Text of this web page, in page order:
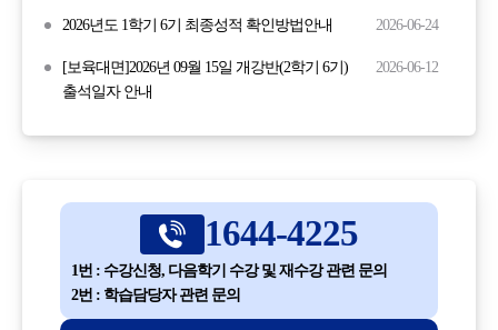
2026년도 1학기 6기 최종성적 확인방법안내 2026-06-24
[보육대면]2026년 09월 15일 개강반(2학기 6기)
출석일자 안내
2026-06-12
1644-4225
1번 : 수강신청, 다음학기 수강 및 재수강 관련 문의
2번 : 학습담당자 관련 문의